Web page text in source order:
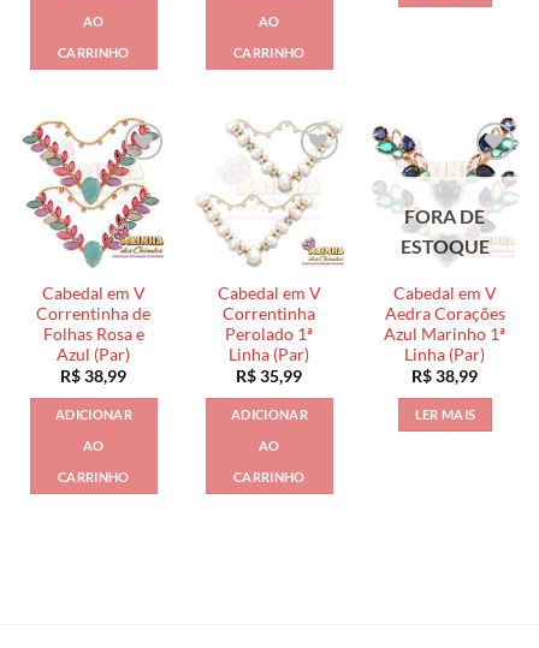
AO
CARRINHO
AO
CARRINHO
Cabedal em V
Correntinha de
Folhas Rosa e
Azul (Par)
R$38,99
ADICIONAR
AO
CARRINHO
Cabedal em V
Correntinha
Perolado 1ª
Linha (Par)
R$35,99
ADICIONAR
AO
CARRINHO
FORA DE
ESTOQUE
Cabedal em V
Aedra Corações
Azul Marinho 1ª
Linha (Par)
R$38,99
LER MAIS